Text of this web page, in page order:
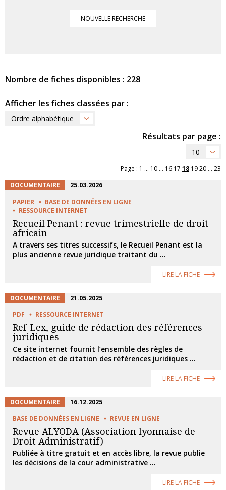
NOUVELLE RECHERCHE
Nombre de fiches disponibles : 228
Afficher les fiches classées par :
Ordre alphabétique
Résultats par page :
10
Page : 1 ... 10 ... 16 17 18 1920 ... 23
DOCUMENTAIRE
25.03.2026
PAPIER
BASE DE DONNÉES EN LIGNE
RESSOURCE INTERNET
Recueil Penant : revue trimestrielle de droit
africain
A travers ses titres successifs, le Recueil Penant est la
plus ancienne revue juridique traitant du ...
LIRE LA FICHE
DOCUMENTAIRE
21.05.2025
PDF
RESSOURCE INTERNET
Ref-Lex, guide de rédaction des références
juridiques
Ce site internet fournit l’ensemble des règles de
rédaction et de citation des références juridiques ...
LIRE LA FICHE
DOCUMENTAIRE
16.12.2025
BASE DE DONNÉES EN LIGNE
REVUE EN LIGNE
Revue ALYODA (Association lyonnaise de
Droit Administratif)
Publiée à titre gratuit et en accès libre, la revue publie
les décisions de la cour administrative ...
LIRE LA FICHE